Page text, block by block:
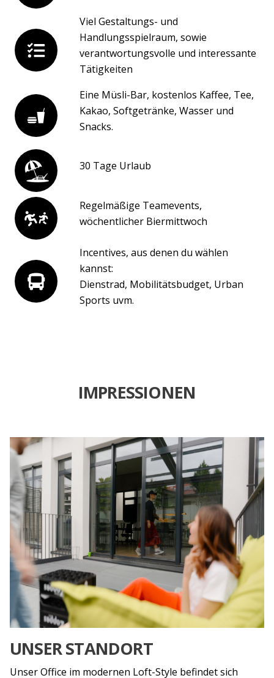
Viel Gestaltungs- und
Handlungsspielraum, sowie
verantwortungsvolle und interessante
Tätigkeiten
Eine Müsli-Bar, kostenlos Kaffee, Tee,
Kakao, Softgetränke, Wasser und
Snacks.
30 Tage Urlaub
Regelmäßige Teamevents,
wöchentlicher Biermittwoch
Incentives, aus denen du wählen
kannst:
Dienstrad, Mobilitätsbudget, Urban
Sports uvm.
IMPRESSIONEN
UNSER STANDORT
Unser Office im modernen Loft-Style befindet sich